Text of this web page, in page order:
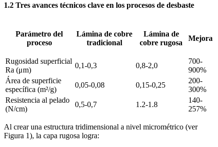
1.2 Tres avances técnicos clave en los procesos de desbaste
Parámetro del
proceso
Lámina de cobre
tradicional
Lámina de
cobre rugosa
Mejora
Rugosidad superficial
Ra (μm)
0,1-0,3 0,8-2,0
700-
900%
Área de superficie
específica (m²/g)
0,05-0,08 0,15-0,25
200-
300%
Resistencia al pelado
(N/cm)
0,5-0,7 1.2-1.8
140-
257%
Al crear una estructura tridimensional a nivel micrométrico (ver
Figura 1), la capa rugosa logra: